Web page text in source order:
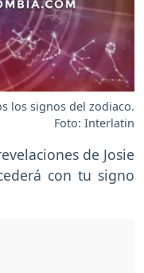
los signos del zodiaco.
Foto: Interlatin
de Josie
con tu signo